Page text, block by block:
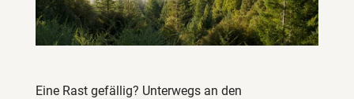
Eine Rast gefällig? Unterwegs an den